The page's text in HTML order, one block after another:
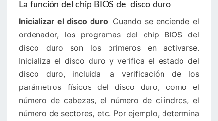
La función del chip BIOS del disco duro
Inicializar el disco duro: Cuando se enciende el
ordenador, los programas del chip BIOS del
disco duro son los primeros en activarse.
Inicializa el disco duro y verifica el estado del
disco duro, incluida la verificación de los
parámetros físicos del disco duro, como el
número de cabezas, el número de cilindros, el
número de sectores, etc. Por ejemplo, determina